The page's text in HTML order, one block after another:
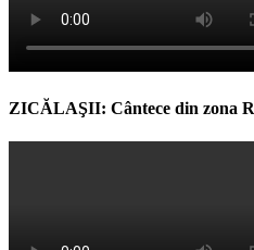
ZICĂLAŞII: Cântece din zona